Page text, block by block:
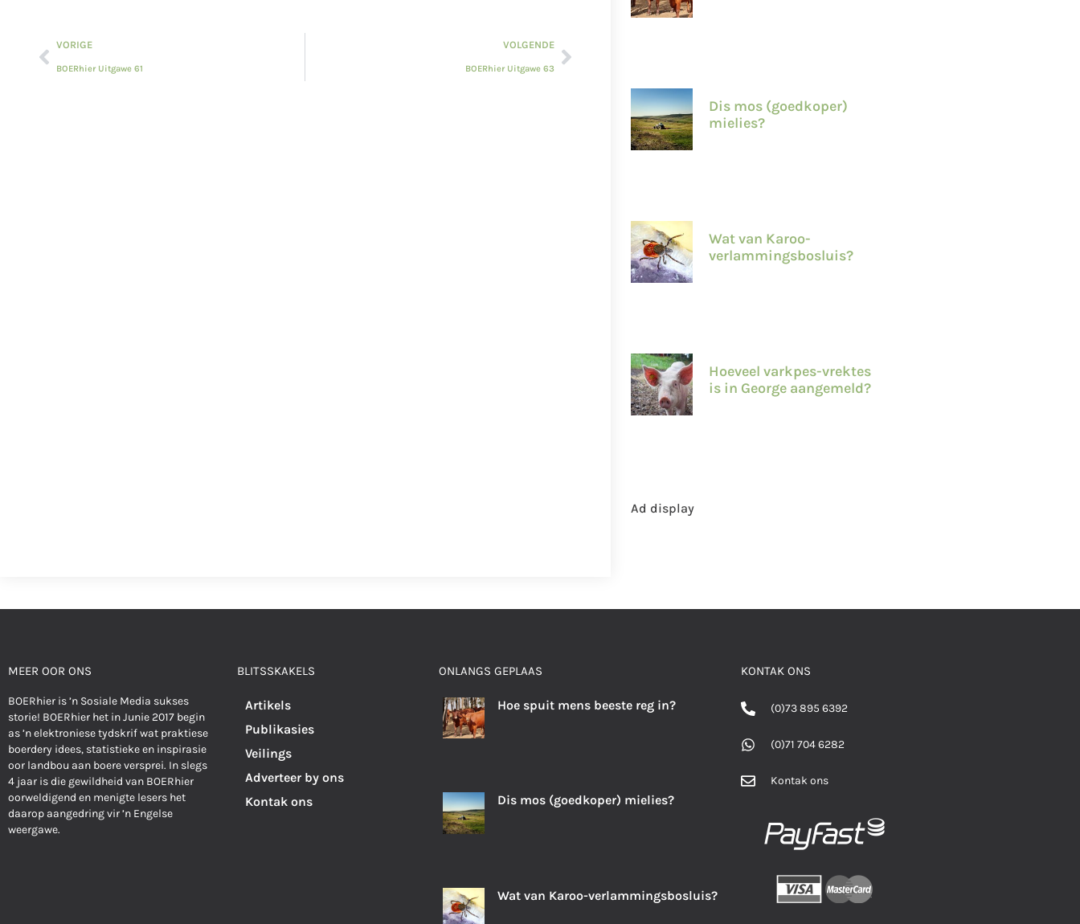
VORIGE
BOERhier Uitgawe 61
VOLGENDE
BOERhier Uitgawe 63
Dis mos (goedkoper)
mielies?
Wat van Karoo-
verlammingsbosluis?
Hoeveel varkpes-vrektes
is in George aangemeld?
Ad display
MEER OOR ONS
BOERhier is ’n Sosiale Media sukses
storie! BOERhier het in Junie 2017 begin
as ’n elektroniese tydskrif wat praktiese
boerdery idees, statistieke en inspirasie
oor landbou aan boere versprei. In slegs
4 jaar is die gewildheid van BOERhier
oorweldigend en menigte lesers het
daarop aangedring vir ’n Engelse
weergawe.
BLITSSKAKELS
Artikels
Publikasies
Veilings
Adverteer by ons
Kontak ons
ONLANGS GEPLAAS
Hoe spuit mens beeste reg in?
Dis mos (goedkoper) mielies?
Wat van Karoo-verlammingsbosluis?
KONTAK ONS
(0)73 895 6392
(0)71 704 6282
Kontak ons